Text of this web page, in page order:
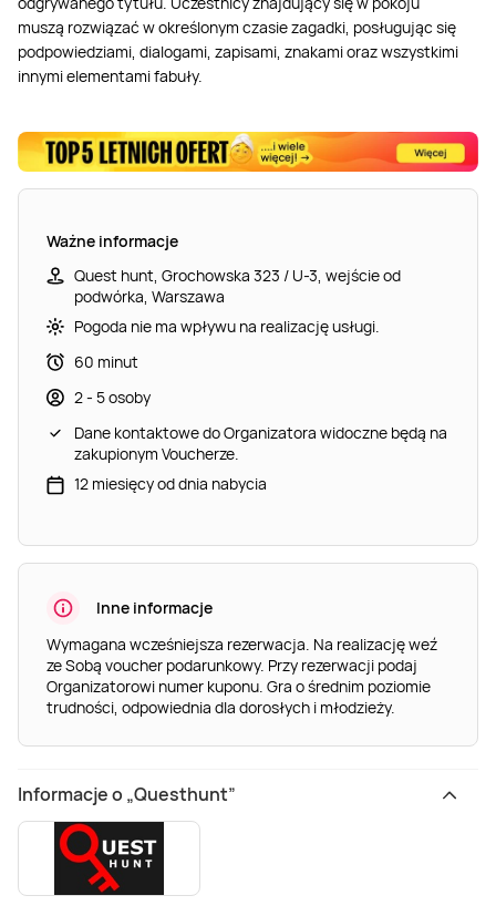
muszą rozwiązać w określonym czasie zagadki, posługując się
podpowiedziami, dialogami, zapisami, znakami oraz wszystkimi
innymi elementami fabuły.
Ważne informacje
Quest hunt, Grochowska 323 / U-3, wejście od
podwórka, Warszawa
Pogoda nie ma wpływu na realizację usługi.
60 minut
2 - 5 osoby
Dane kontaktowe do Organizatora widoczne będą na
zakupionym Voucherze.
12 miesięcy od dnia nabycia
Inne informacje
Wymagana wcześniejsza rezerwacja. Na realizację weź
ze Sobą voucher podarunkowy. Przy rezerwacji podaj
Organizatorowi numer kuponu. Gra o średnim poziomie
trudności, odpowiednia dla dorosłych i młodzieży.
Informacje o „Questhunt”